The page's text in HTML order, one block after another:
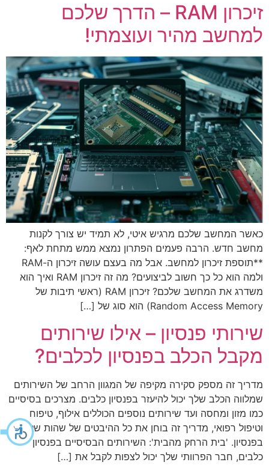
זיכרון RAM – הדרך שלכם
למחשב מהיר ועוצמתי!
כאשר המחשב שלכם מרגיש איטי, לא תמיד יש צורך לקנות
מחשב חדש. הרבה פעמים הפתרון נמצא ממש מתחת לאף:
**תוספת זיכרון למחשב. אבל מה בעצם עושה זיכרון ה-RAM
ולמה הוא כל כך חשוב לביצועים? מה זה זיכרון RAM ואיך הוא
משדרג את המחשב שלכם? זיכרון RAM (ראשי תיבות של
Random Access Memory) הוא סוג של […]
שירותי פנסיון – אילו שירותים
מקבל הכלב בפנסיון לכלבים?
מדריך זה מספק סקירה מקיפה של המגוון הרחב של השירותים
שמלווה הכלב שלך יכול להיעזר בפנסיון כלבים. מצרכים בסיסיים
כמו מזון ומחסה ועד שירותים נוספים הכוללים אילוף, טיפוח
וטיפול רפואי, מדריך זה בוחן את כל ההיבטים של שהות של כלב
בפנסיון. 'בית הרחק מהבית': השירותים הבסיסיים בפנסיון
כלבים, חבר הפרוותי שלך יכול לצפות לקבל את […]